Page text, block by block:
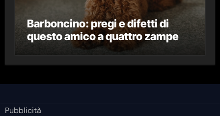
Barboncino: pregi e difetti di
questo amico a quattro zampe
Pubblicità